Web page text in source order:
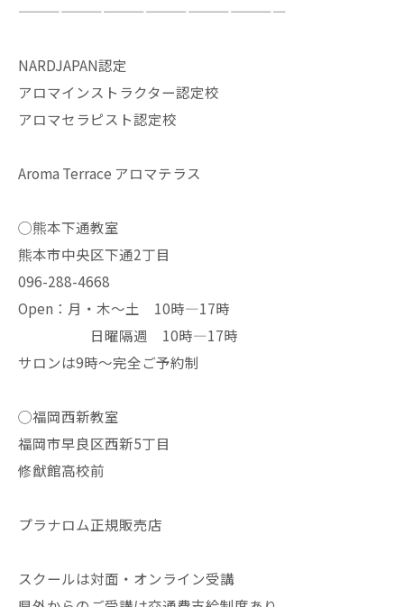
———————————————————
NARDJAPAN認定
アロマインストラクター認定校
アロマセラピスト認定校
Aroma Terrace アロマテラス
◯熊本下通教室
熊本市中央区下通2丁目
096-288-4668
Open：月・木〜土 10時—17時
日曜隔週 10時—17時
サロンは9時〜完全ご予約制
◯福岡西新教室
福岡市早良区西新5丁目
修猷館高校前
プラナロム正規販売店
スクールは対面・オンライン受講